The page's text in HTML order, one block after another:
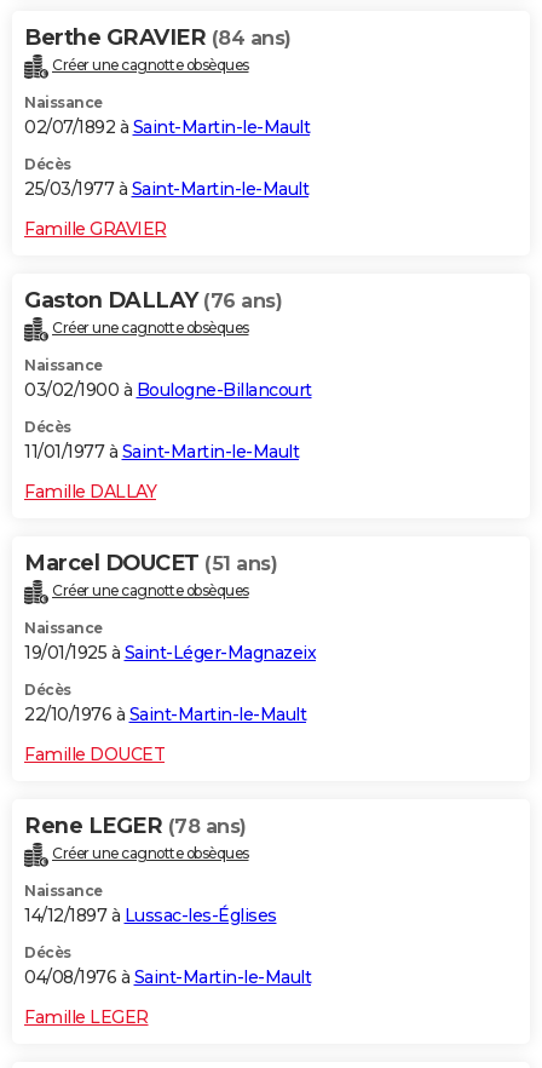
Berthe GRAVIER (84 ans)
Créer une cagnotte obsèques
Naissance
02/07/1892 à Saint-Martin-le-Mault
Décès
25/03/1977 à Saint-Martin-le-Mault
Famille GRAVIER
Gaston DALLAY (76 ans)
Créer une cagnotte obsèques
Naissance
03/02/1900 à Boulogne-Billancourt
Décès
11/01/1977 à Saint-Martin-le-Mault
Famille DALLAY
Marcel DOUCET (51 ans)
Créer une cagnotte obsèques
Naissance
19/01/1925 à Saint-Léger-Magnazeix
Décès
22/10/1976 à Saint-Martin-le-Mault
Famille DOUCET
Rene LEGER (78 ans)
Créer une cagnotte obsèques
Naissance
14/12/1897 à Lussac-les-Églises
Décès
04/08/1976 à Saint-Martin-le-Mault
Famille LEGER